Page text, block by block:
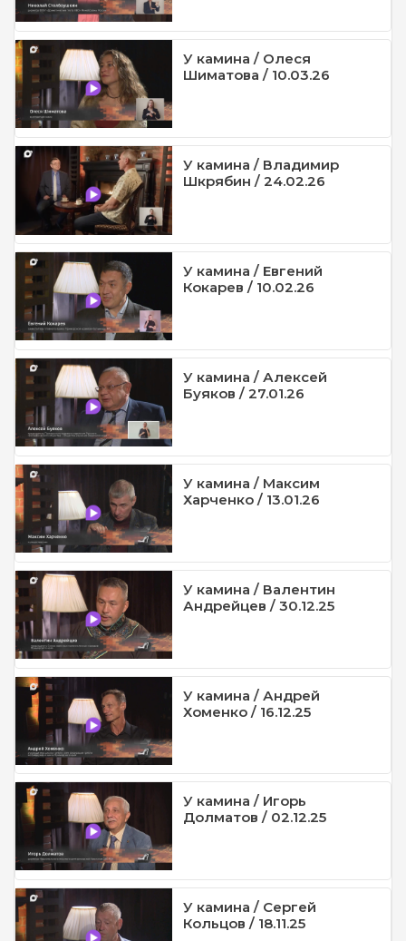
У камина / Олеся
Шиматова / 10.03.26
У камина / Владимир
Шкрябин / 24.02.26
У камина / Евгений
Кокарев / 10.02.26
У камина / Алексей
Буяков / 27.01.26
У камина / Максим
Харченко / 13.01.26
У камина / Валентин
Андрейцев / 30.12.25
У камина / Андрей
Хоменко / 16.12.25
У камина / Игорь
Долматов / 02.12.25
У камина / Сергей
Кольцов / 18.11.25